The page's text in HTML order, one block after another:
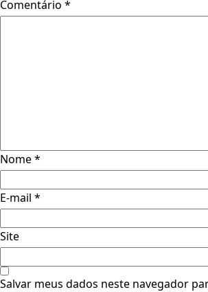
Comentário *
Nome*
E-mail *
Site
Salvar meus dados neste navegador